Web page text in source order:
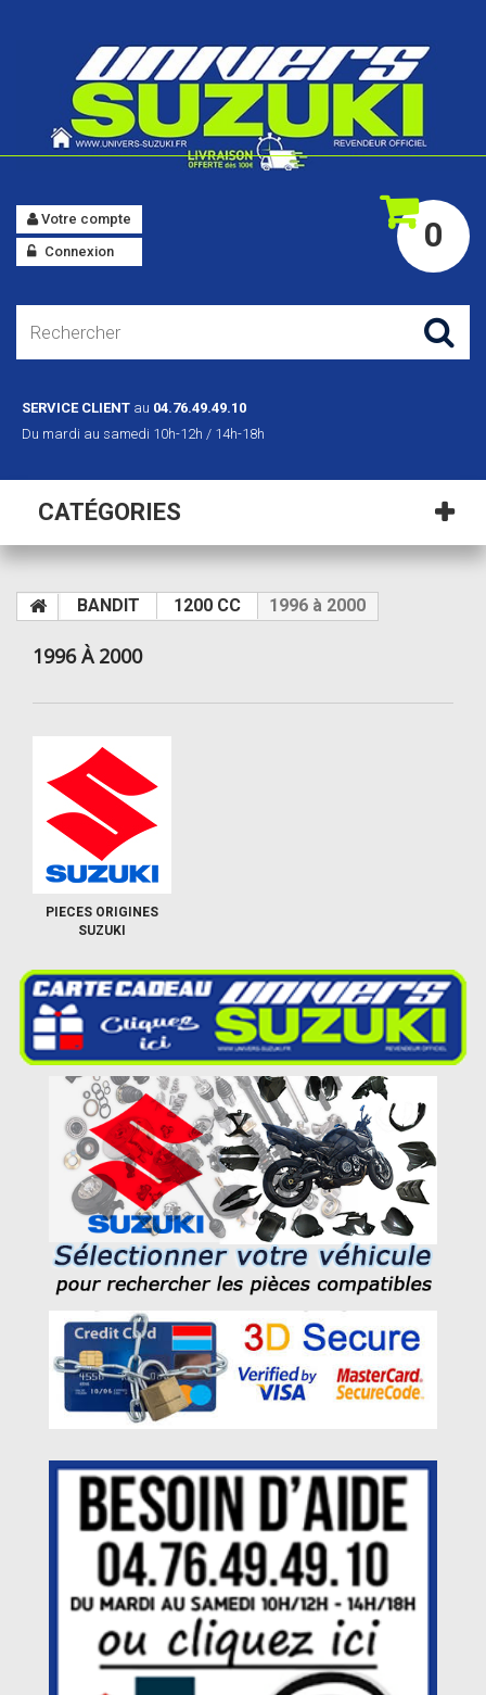
0
Votre compte
Connexion
SERVICE CLIENT au 04.76.49.49.10
Du mardi au samedi 10h-12h / 14h-18h
CATÉGORIES
BANDIT 1200 CC 1996 à 2000
1996 À 2000
PIECES ORIGINES
SUZUKI